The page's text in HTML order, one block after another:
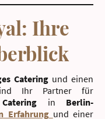
Ihre
Catering und einen
Ihr Partner für
in Berlin-
Erfahrung und einer